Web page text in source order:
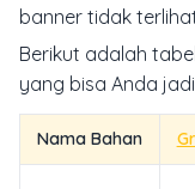
banner tidak
Berikut adalah
yang bisa Anda
Nama Bahan